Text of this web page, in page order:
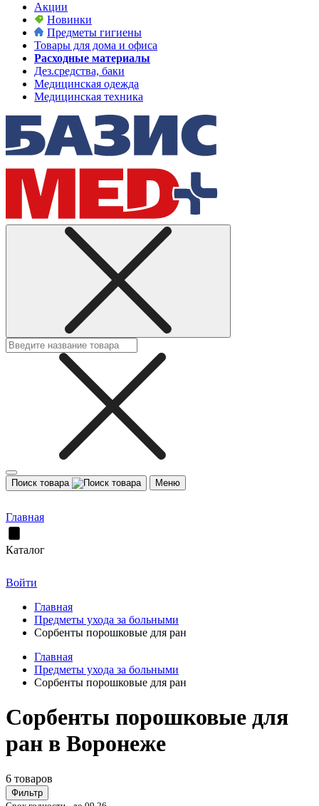
Акции
Новинки
Предметы гигиены
Товары для дома и офиса
Расходные материалы
Дез.средства, баки
Медицинская одежда
Медицинская техника
Поиск товара Меню
Главная
Каталог
Войти
Главная
Предметы ухода за больными
Сорбенты порошковые для ран
Главная
Предметы ухода за больными
Сорбенты порошковые для ран
Сорбенты порошковые для
ран в Воронеже
6 товаров
Фильтр